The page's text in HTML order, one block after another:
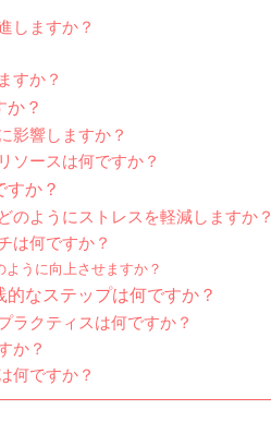
しますか？
すか？
？
影響しますか？
ソースは何ですか？
か？
のようにストレスを軽減しますか？
は何ですか？
うに向上させますか？
なステップは何ですか？
ラクティスは何ですか？
か？
何ですか？